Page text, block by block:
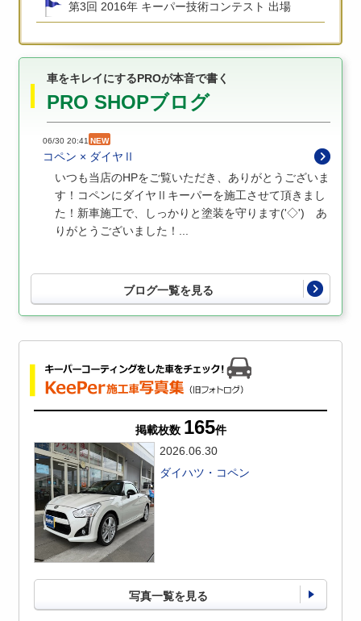
第3回 2016年 キーパー技術コンテスト 出場
車をキレイにするPROが本音で書く
PRO SHOPブログ
06/30 20:41 NEW
コペン × ダイヤⅡ
いつも当店のHPをご覧いただき、ありがとうございま
す！コペンにダイヤⅡキーパーを施工させて頂きまし
た！新車施工で、しっかりと塗装を守ります('◇')ゞあ
りがとうございました！...
ブログ一覧を見る
掲載枚数 165件
2026.06.30
ダイハツ・コペン
写真一覧を見る